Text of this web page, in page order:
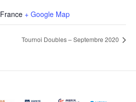
France + Google Map
Tournoi Doubles – Septembre 2020